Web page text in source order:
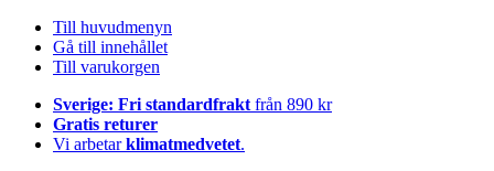
Till huvudmenyn
Gå till innehållet
Till varukorgen
Sverige: Fri standardfrakt från 890 kr
Gratis returer
Vi arbetarklimatmedvetet.